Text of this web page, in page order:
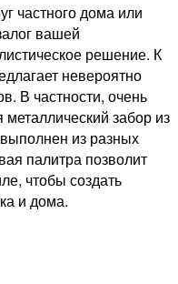
частного дома или
вашей
решение. К
невероятно
В частности, очень
забор из
из разных
палитра позволит
чтобы создать
и дома.